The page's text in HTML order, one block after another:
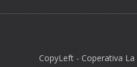
CopyLeft - Coperativa